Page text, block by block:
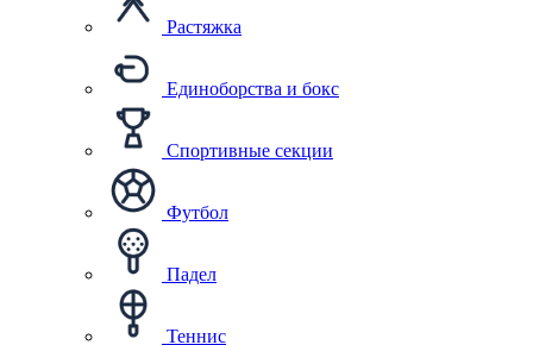
Растяжка
Единоборства и бокс
Спортивные секции
Футбол
Падел
Теннис